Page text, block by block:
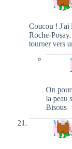
14
Coucou ! J'ai
Roche-
tourner vers
On
la peau
Bisous
Mara
14